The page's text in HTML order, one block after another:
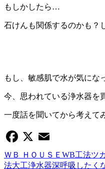
もしかしたら…
石けんも関係するのかも？
もし、敏感肌で水が気にな
今、思われている浄水器を
一度話を聞いてから考えて
Facebook
X Email
ＷＢ ＨＯＵＳＥ WB工法ツ
法大工浄水器深呼吸したく